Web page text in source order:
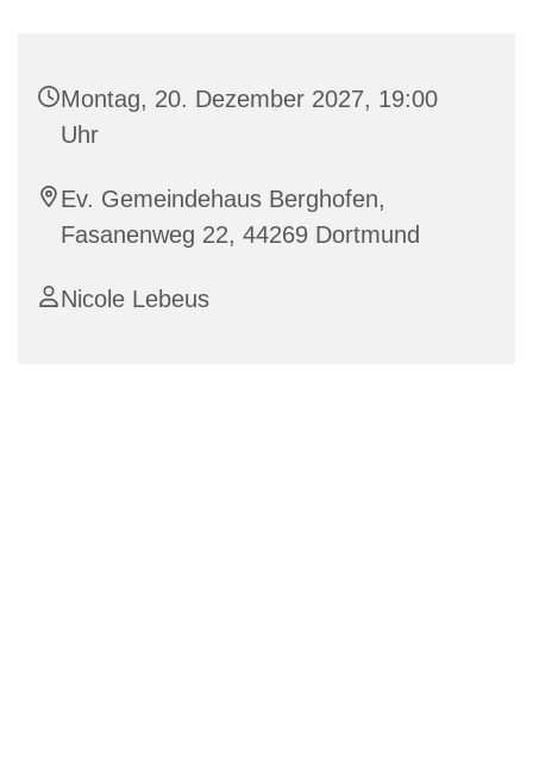
Montag, 20. Dezember 2027, 19:00
Uhr
Ev. Gemeindehaus Berghofen,
Fasanenweg 22, 44269 Dortmund
Nicole Lebeus